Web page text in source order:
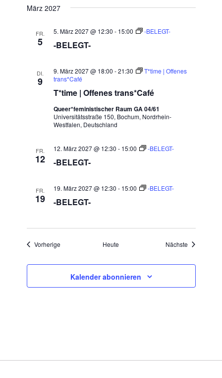
März 2027
FR.
5 -BELEGT-
5. März 2027 @ 12:30 - 15:00 -BELEGT-
DI.
9
T*time | Offenes trans*Café
9. März 2027 @ 18:00 -21:30
T*time | Offenes
trans*Café
Queer*feministischer Raum GA 04/61
Universitätsstraße 150, Bochum, Nordrhein-
Westfalen, Deutschland
FR.
12 -BELEGT-
12. März 2027 @ 12:30 - 15:00 -BELEGT-
FR.
19 -BELEGT-
19. März 2027 @ 12:30 - 15:00 -BELEGT-
VorherigeVeranstaltungenHeute Nächste
Kalender abonnieren